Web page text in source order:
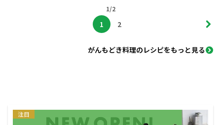
1/2
1 2
がんもどき料理のレシピをもっと見る
注目